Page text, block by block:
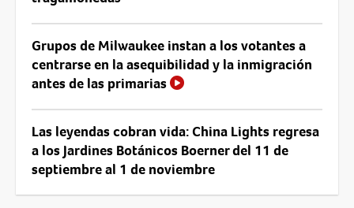
Grupos de Milwaukee instan a los votantes a
centrarse en la asequibilidad y la inmigración
antes de las primarias
Las leyendas cobran vida: China Lights regresa
a los Jardines Botánicos Boerner del 11 de
septiembre al 1 de noviembre